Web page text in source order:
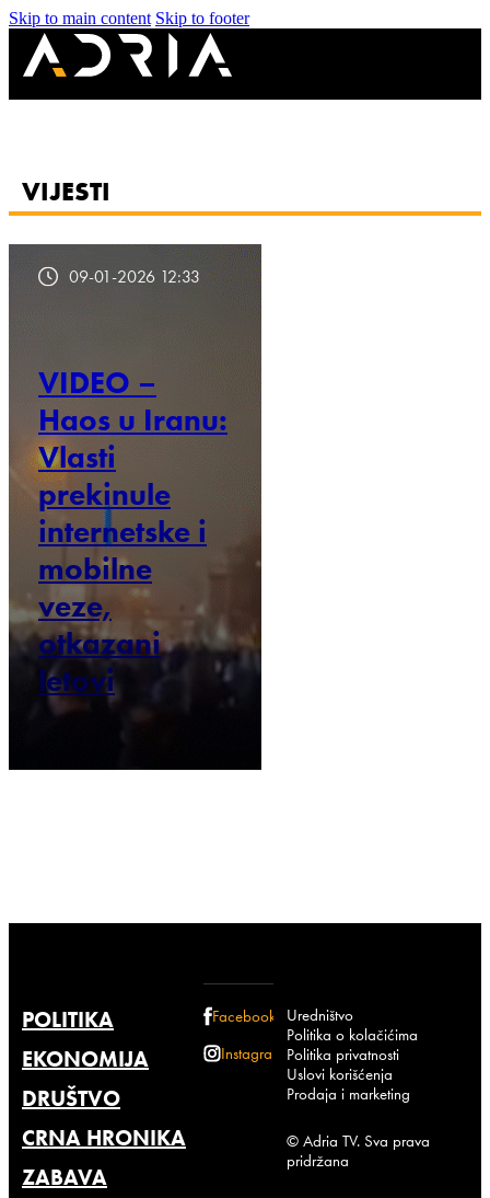
Skip to main content Skip to footer
VIJESTI
09-01-2026 12:33
VIDEO –
Haos u Iranu:
Vlasti
prekinule
internetske i
mobilne
veze,
otkazani
letovi
POLITIKA
EKONOMIJA
DRUŠTVO
CRNA HRONIKA
ZABAVA
Facebook
Instagram
Uredništvo
Politika o kolačićima
Politika privatnosti
Uslovi korišćenja
Prodaja i marketing
© Adria TV. Sva prava
pridržana